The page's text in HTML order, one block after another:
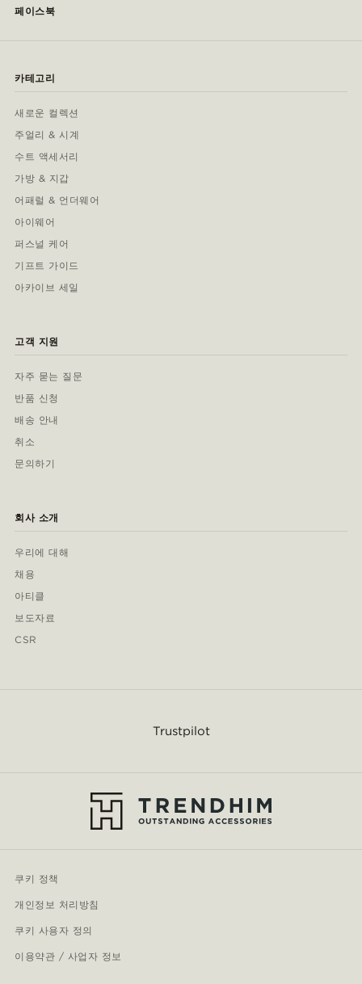
페이스북
카테고리
새로운 컬렉션
주얼리 & 시계
수트 액세서리
가방 & 지갑
어패럴 & 언더웨어
아이웨어
퍼스널 케어
기프트 가이드
아카이브 세일
고객 지원
자주 묻는 질문
반품 신청
배송 안내
취소
문의하기
회사 소개
우리에 대해
채용
아티클
보도자료
CSR
Trustpilot
쿠키 정책
개인정보 처리방침
쿠키 사용자 정의
이용약관 / 사업자 정보